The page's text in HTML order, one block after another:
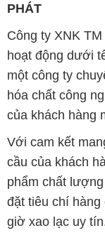
PHÁT
Công ty XNK
hoạt động dưới
một công ty
hóa chất công
của khách hàng
Với cam kết
cầu của khách
phẩm chất
đặt tiêu chí hàng
giờ xao lạc uy